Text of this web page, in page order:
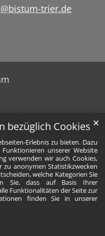
bezüglich Cookies
Erlebnis zu bieten. Dazu
unserer Website
verwenden wir auch Cookies,
anonymen Statistikzwecken
welche Kategorien Sie
Sie, dass auf Basis Ihrer
Funktionalitäten der Seite zur
finden Sie in unserer
✕
trier.de